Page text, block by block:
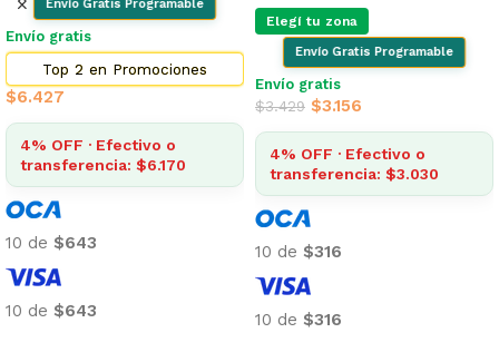
Envío Gratis Programable
Envío gratis
Top 2 en Promociones
$6.427
4% OFF · Efectivo o
transferencia: $6.170
10 de $643
10 de $643
Elegí tu zona
Envío Gratis Programable
Envío gratis
$3.429 $3.156
4% OFF · Efectivo o
transferencia: $3.030
10 de $316
10 de $316